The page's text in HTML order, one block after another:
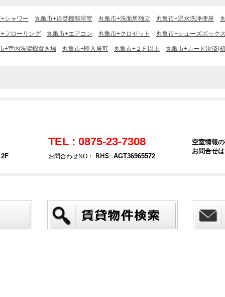
シャワー 丸亀市+追焚機能浴室 丸亀市+洗面所独立 丸亀市+温水洗浄便座
フローリング 丸亀市+エアコン 丸亀市+クロゼット 丸亀市+シューズボック
+室内洗濯機置き場 丸亀市+即入居可 丸亀市+２Ｆ以上 丸亀市+カード決済(
TEL : 0875-23-7308
お問合わせNO： AGT36965572
空室情報
お問合せ